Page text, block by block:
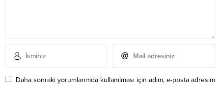
Daha sonraki yorumlarımda kullanılması için adım, e-posta adresim